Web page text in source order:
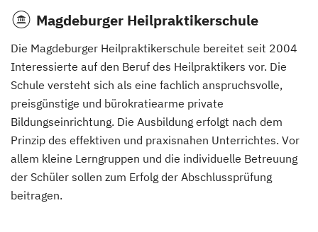
Magdeburger Heilpraktikerschule
Die Magdeburger Heilpraktikerschule bereitet seit 2004
Interessierte auf den Beruf des Heilpraktikers vor. Die
Schule versteht sich als eine fachlich anspruchsvolle,
preisgünstige und bürokratiearme private
Bildungseinrichtung. Die Ausbildung erfolgt nach dem
Prinzip des effektiven und praxisnahen Unterrichtes. Vor
allem kleine Lerngruppen und die individuelle Betreuung
der Schüler sollen zum Erfolg der Abschlussprüfung
beitragen.